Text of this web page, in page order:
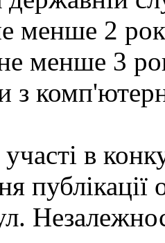
менше 2
менше 3
з
в